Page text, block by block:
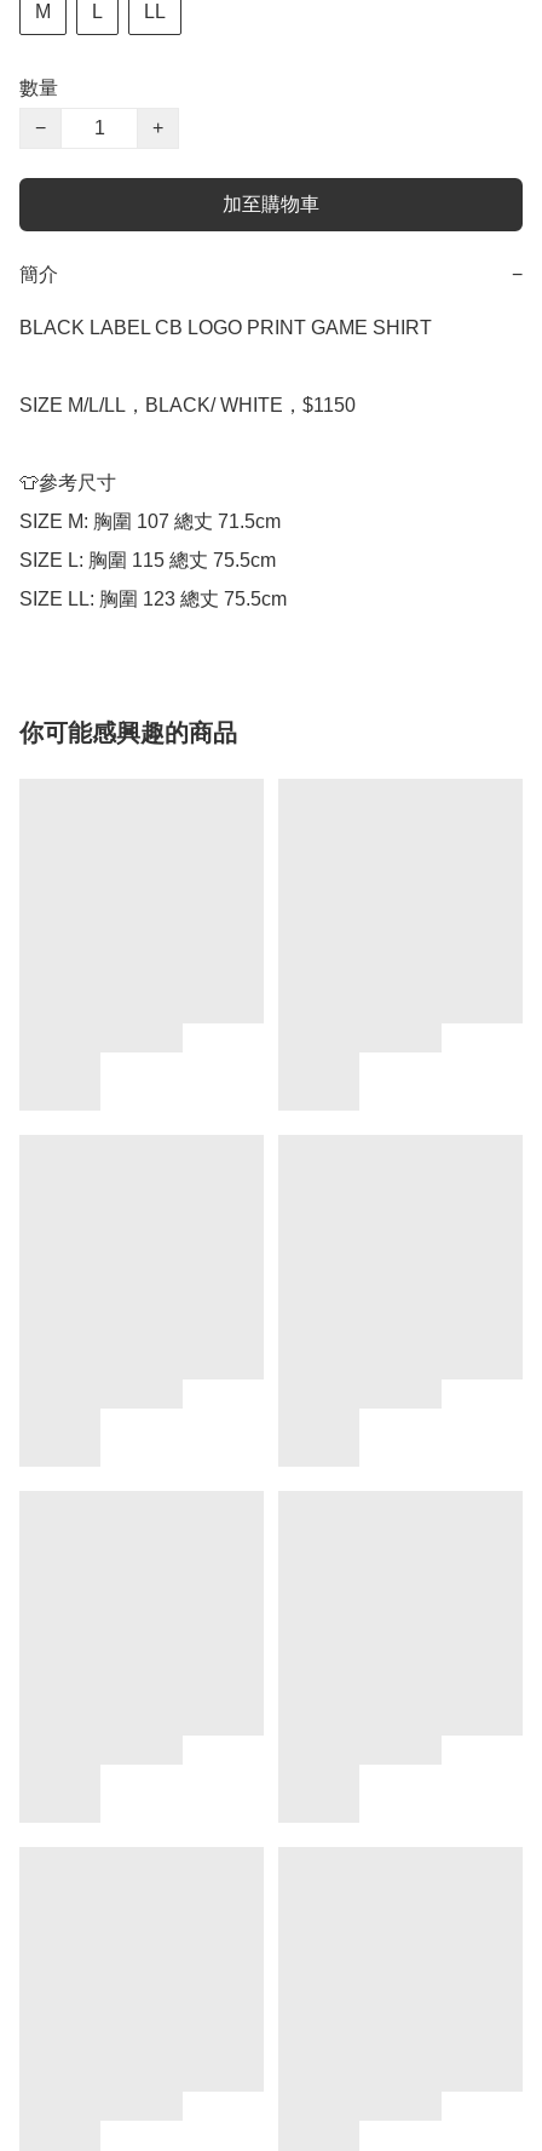
M L LL
數量
−
+
加至購物車
簡介 −
BLACK LABEL CB LOGO PRINT GAME SHIRT
SIZE M/L/LL，BLACK/ WHITE，$1150
👕參考尺寸
SIZE M: 胸圍 107 總丈 71.5cm
SIZE L: 胸圍 115 總丈 75.5cm
SIZE LL: 胸圍 123 總丈 75.5cm
你可能感興趣的商品